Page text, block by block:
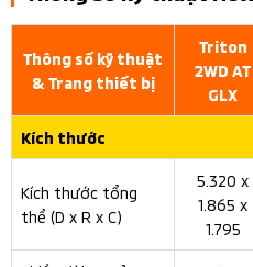
Cửa gió trên trần xe
Sạc không dây
6 cổng sạc USB và 12V
Vận hành & An toàn
Mitsubishi Triton 2026
thay
dụng khung gầm MEGA